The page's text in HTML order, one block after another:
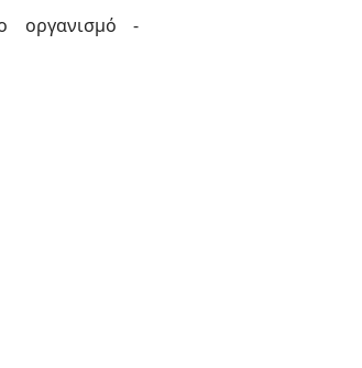
οργανισμό -